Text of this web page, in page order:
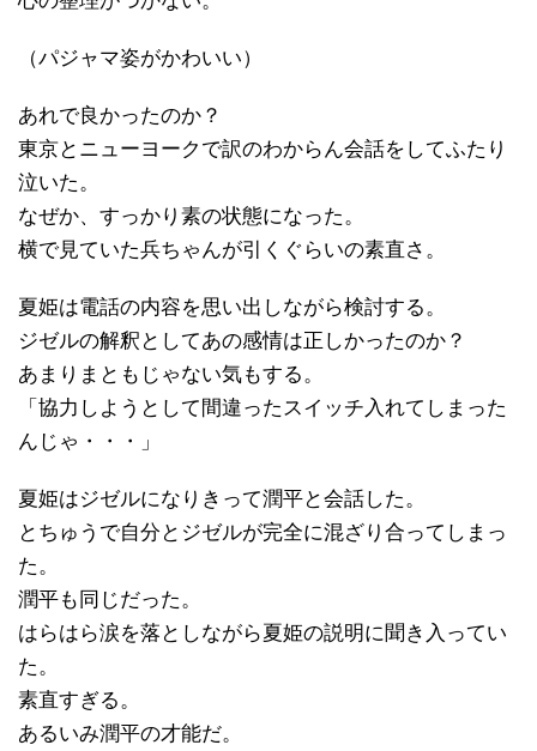
（パジャマ姿がかわいい）
あれで良かったのか？
東京とニューヨークで訳のわからん会話をしてふたり
泣いた。
なぜか、すっかり素の状態になった。
横で見ていた兵ちゃんが引くぐらいの素直さ。
夏姫は電話の内容を思い出しながら検討する。
ジゼルの解釈としてあの感情は正しかったのか？
あまりまともじゃない気もする。
「協力しようとして間違ったスイッチ入れてしまった
んじゃ・・・」
夏姫はジゼルになりきって潤平と会話した。
とちゅうで自分とジゼルが完全に混ざり合ってしまっ
た。
潤平も同じだった。
はらはら涙を落としながら夏姫の説明に聞き入ってい
た。
素直すぎる。
あるいみ潤平の才能だ。